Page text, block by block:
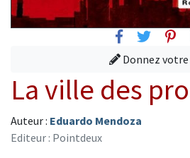
Facebook
Donnez votre
La ville des
Auteur : Eduardo Mendoza
Editeur : Pointdeux